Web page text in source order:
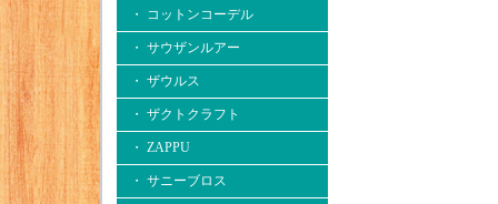
・ コットンコーデル
・ サウザンルアー
・ ザウルス
・ ザクトクラフト
・ ZAPPU
・ サニーブロス